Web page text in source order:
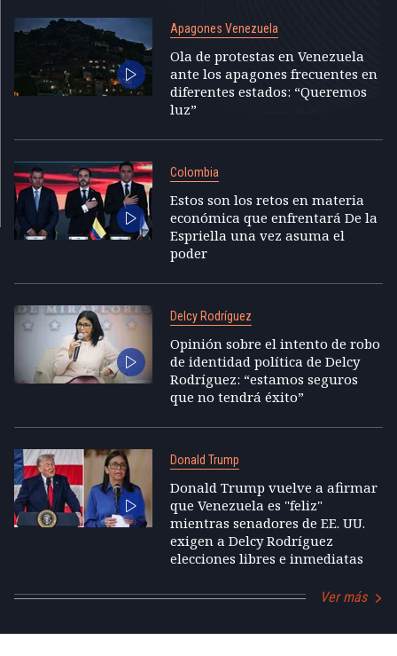
Apagones Venezuela
Ola de protestas en Venezuela
ante los apagones frecuentes en
diferentes estados: “Queremos
luz”
Colombia
Estos son los retos en materia
económica que enfrentará De la
Espriella una vez asuma el
poder
Delcy Rodríguez
Opinión sobre el intento de robo
de identidad política de Delcy
Rodríguez: “estamos seguros
que no tendrá éxito”
Donald Trump
Donald Trump vuelve a afirmar
que Venezuela es "feliz"
mientras senadores de EE. UU.
exigen a Delcy Rodríguez
elecciones libres e inmediatas
Ver más